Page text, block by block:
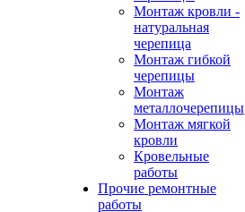
Монтаж кровли -
натуральная
черепица
Монтаж гибкой
черепицы
Монтаж
металлочерепицы
Монтаж мягкой
кровли
Кровельные
работы
Прочие ремонтные
работы